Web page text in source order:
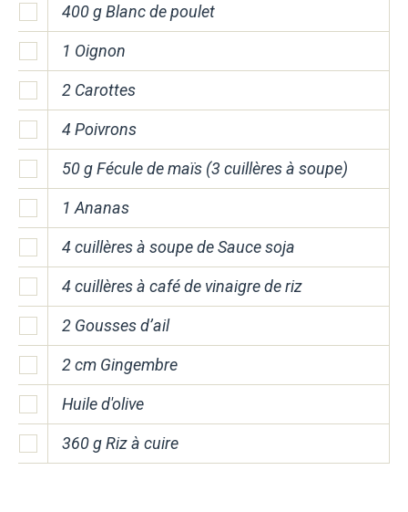
400 g Blanc de poulet
1 Oignon
2 Carottes
4 Poivrons
50 g Fécule de maïs (3 cuillères à soupe)
1 Ananas
4 cuillères à soupe de Sauce soja
4 cuillères à café de vinaigre de riz
2 Gousses d’ail
2 cm Gingembre
Huile d'olive
360 g Riz à cuire